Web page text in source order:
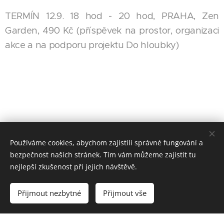
TERMÍN 12.9. 18 hod - 20 hod, PRAHA, Zen
Garden, 490 Kč (příspěvek na prostor, organizaci
akce a na podporu projektu Do hloubky)
Vytvořeno službouWebnode
Používáme cookies, abychom zajistili správné fungování a
bezpečnost našich stránek. Tím vám můžeme zajistit tu
nejlepší zkušenost při jejich návštěvě.
Přijmout nezbytné Přijmout vše